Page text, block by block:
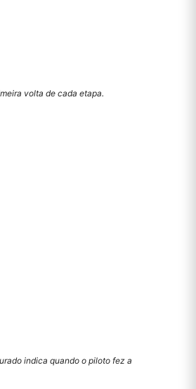
volta de cada etapa.
indica quando o piloto fez a